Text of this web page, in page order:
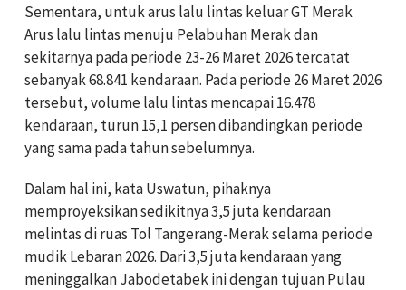
Sementara, untuk arus lalu lintas keluar GT Merak
Arus lalu lintas menuju Pelabuhan Merak dan
sekitarnya pada periode 23-26 Maret 2026 tercatat
sebanyak 68.841 kendaraan. Pada periode 26 Maret 2026
tersebut, volume lalu lintas mencapai 16.478
kendaraan, turun 15,1 persen dibandingkan periode
yang sama pada tahun sebelumnya.
Dalam hal ini, kata Uswatun, pihaknya
memproyeksikan sedikitnya 3,5 juta kendaraan
melintas di ruas Tol Tangerang-Merak selama periode
mudik Lebaran 2026. Dari 3,5 juta kendaraan yang
meninggalkan Jabodetabek ini dengan tujuan Pulau